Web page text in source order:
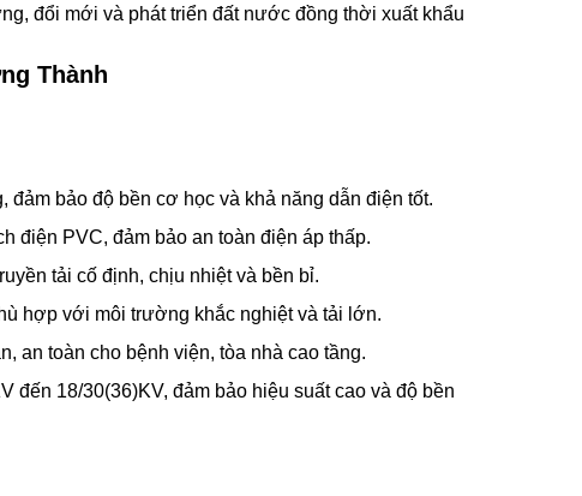
đổi mới và phát triển đất nước đồng thời xuất khẩu
Thành
đảm bảo độ bền cơ học và khả năng dẫn điện tốt.
điện PVC, đảm bảo an toàn điện áp thấp.
tải cố định, chịu nhiệt và bền bỉ.
hợp với môi trường khắc nghiệt và tải lớn.
an toàn cho bệnh viện, tòa nhà cao tầng.
đến 18/30(36)KV, đảm bảo hiệu suất cao và độ bền